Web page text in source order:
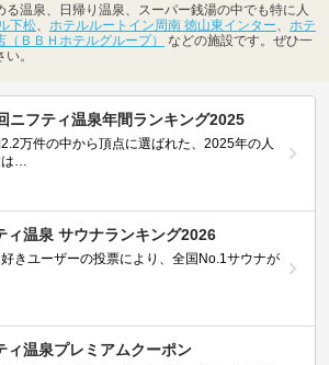
温泉、日帰り温泉、スーパー銭湯の中でも特に人
下松 ホテルルートイン周南 徳山東インター
ホテ
ＢＢＨホテルグループ）
などの施設です。ぜひ一
。
ニフティ温泉年間ランキング2025
万件の中から頂点に選ばれた、2025年の人
は…
ィ温泉 サウナランキング2026
きユーザーの投票により、全国No.1サウナが
ィ温泉プレミアムクーポン